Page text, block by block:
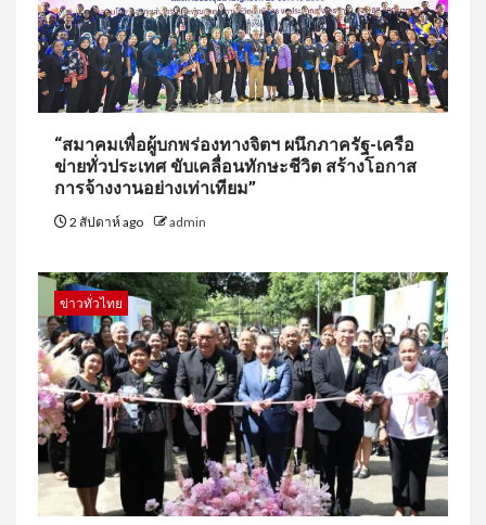
“สมาคมเพื่อผู้บกพร่องทางจิตฯ ผนึกภาครัฐ-เครือ
ข่ายทั่วประเทศ ขับเคลื่อนทักษะชีวิต สร้างโอกาส
การจ้างงานอย่างเท่าเทียม”
2 สัปดาห์ ago admin
ข่าวทั่วไทย